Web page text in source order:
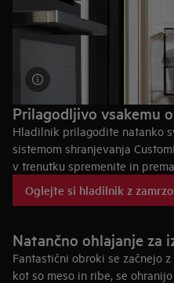
Prilagodljivo vsakemu
Hladilnik prilagodite natanko
sistemom shranjevanja
v trenutku spremenite in
popolno prilagodljivost.
sire. Varne police za mlečne
maksimalen prostor za
Oglejte si hladilnik z
Natančno ohlajanje za
Fantastični obroki se začnejo
kot so meso in ribe, se